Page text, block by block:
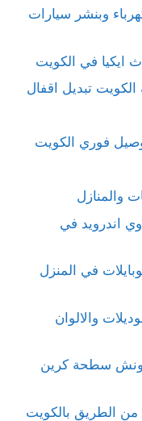
وبنشر سيارات
ايكيا في الكويت
تبديل اقفال
فوري الكويت
والمنازل
اندرويد في
في المنزل
والالوان
سطحة كرين
الطريق بالكويت